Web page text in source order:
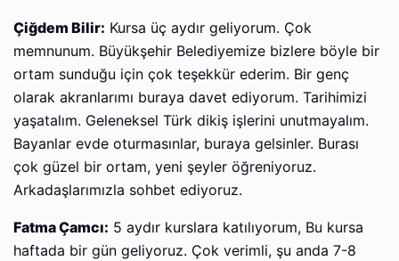
Çiğdem Bilir: Kursa üç aydır geliyorum. Çok
memnunum. Büyükşehir Belediyemize bizlere böyle bir
ortam sunduğu için çok teşekkür ederim. Bir genç
olarak akranlarımı buraya davet ediyorum. Tarihimizi
yaşatalım. Geleneksel Türk dikiş işlerini unutmayalım.
Bayanlar evde oturmasınlar, buraya gelsinler. Burası
çok güzel bir ortam, yeni şeyler öğreniyoruz.
Arkadaşlarımızla sohbet ediyoruz.
Fatma Çamcı: 5 aydır kurslara katılıyorum, Bu kursa
haftada bir gün geliyoruz. Çok verimli, şu anda 7-8